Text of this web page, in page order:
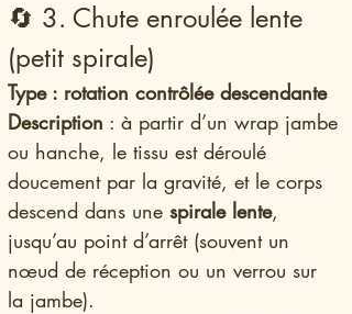
🔄 3. Chute enroulée lente
(petit spirale)
Type : rotation contrôlée descendante
Description : à partir d’un wrap jambe
ou hanche, le tissu est déroulé
doucement par la gravité, et le corps
descend dans une spirale lente,
jusqu’au point d’arrêt (souvent un
nœud de réception ou un verrou sur
la jambe).